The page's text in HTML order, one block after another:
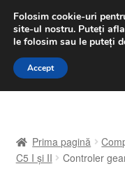
LIVRARE de la
luni-vineri 9 a.m.
Sari
Sari
A lua legatura
Prima pagină
C5 I și II
Controler
Folosim cookie-uri
site-ul nostru. Puteți
le folosim sau le puteți
Accept